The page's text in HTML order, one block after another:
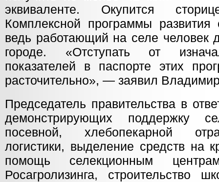
эквиваленте. Окупится
Комплексной программы развития
ведь работающий на селе человек
городе. «Отступать от
показателей в паспорте этих
расточительно», — заявил
Председатель правительства в
демонстрирующих поддержку
посевной, хлебопекарной
логистики, выделение средств на
помощь селекционным
Росагролизинга, строительство